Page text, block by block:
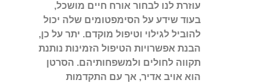
עוזרת לנו לבחור אורח חיים מושכל,
בעוד שידע על הסימפטומים שלה יכול
להוביל לגילוי וטיפול מוקדם. יתר על כן,
הבנת אפשרויות הטיפול הזמינות נותנת
תקווה לחולים ולמשפחותיהם. הסרטן
הוא אויב אדיר, אך עם התקדמות